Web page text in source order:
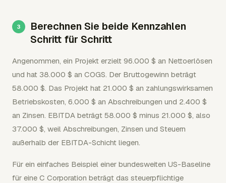
Berechnen Sie beide Kennzahlen
Schritt für Schritt
Angenommen, ein Projekt erzielt 96.000 $ an Nettoerlösen
und hat 38.000 $ an COGS. Der Bruttogewinn beträgt
58.000 $. Das Projekt hat 21.000 $ an zahlungswirksamen
Betriebskosten, 6.000 $ an Abschreibungen und 2.400 $
an Zinsen. EBITDA beträgt 58.000 $ minus 21.000 $, also
37.000 $, weil Abschreibungen, Zinsen und Steuern
außerhalb der EBITDA-Schicht liegen.
Für ein einfaches Beispiel einer bundesweiten US-Baseline
für eine C Corporation beträgt das steuerpflichtige